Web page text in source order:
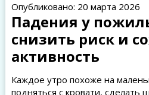
Опубликовано: 20 марта 2026
Падения у
снизить риск и
активность
Каждое утро похоже на
подняться с кровати, сделать